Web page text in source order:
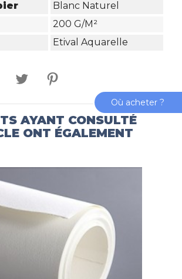
Blanc Naturel
200 G/m²
Etival Aquarelle
AYANT CONSULTÉ
ONT ÉGALEMENT
Où acheter ?